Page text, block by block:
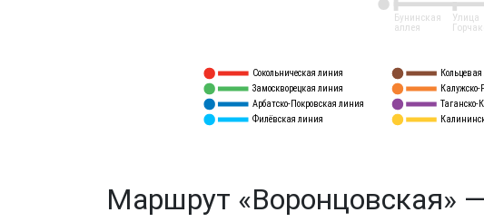
Сокольническая линия
Замоскворецкая линия
Арбатско-Покровская линия
Филёвская линия
Таганско-
Улица
Бунинская
аллея
Маршрут «Воронцовская»